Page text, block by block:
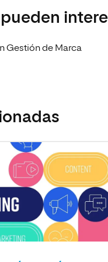
Gestión de Marca